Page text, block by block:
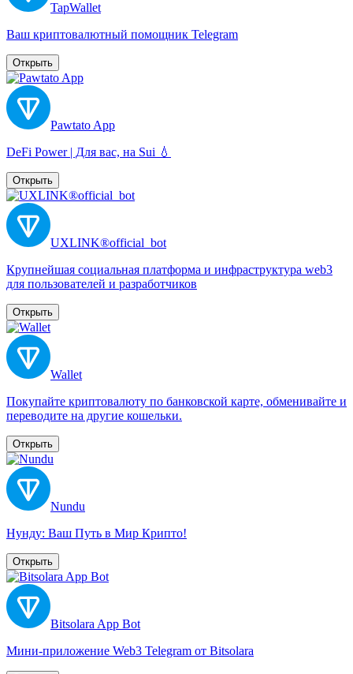
TapWallet
Ваш криптовалютный помощник Telegram
Открыть
Pawtato App
DeFi Power | Для вас, на Sui 💧
Открыть
UXLINK®official_bot
Крупнейшая социальная платформа и инфраструктура web3
для пользователей и разработчиков
Открыть
Wallet
Покупайте криптовалюту по банковской карте, обменивайте и
переводите на другие кошельки.
Открыть
Nundu
Нунду: Ваш Путь в Мир Крипто!
Открыть
Bitsolara App Bot
Мини-приложение Web3 Telegram от Bitsolara